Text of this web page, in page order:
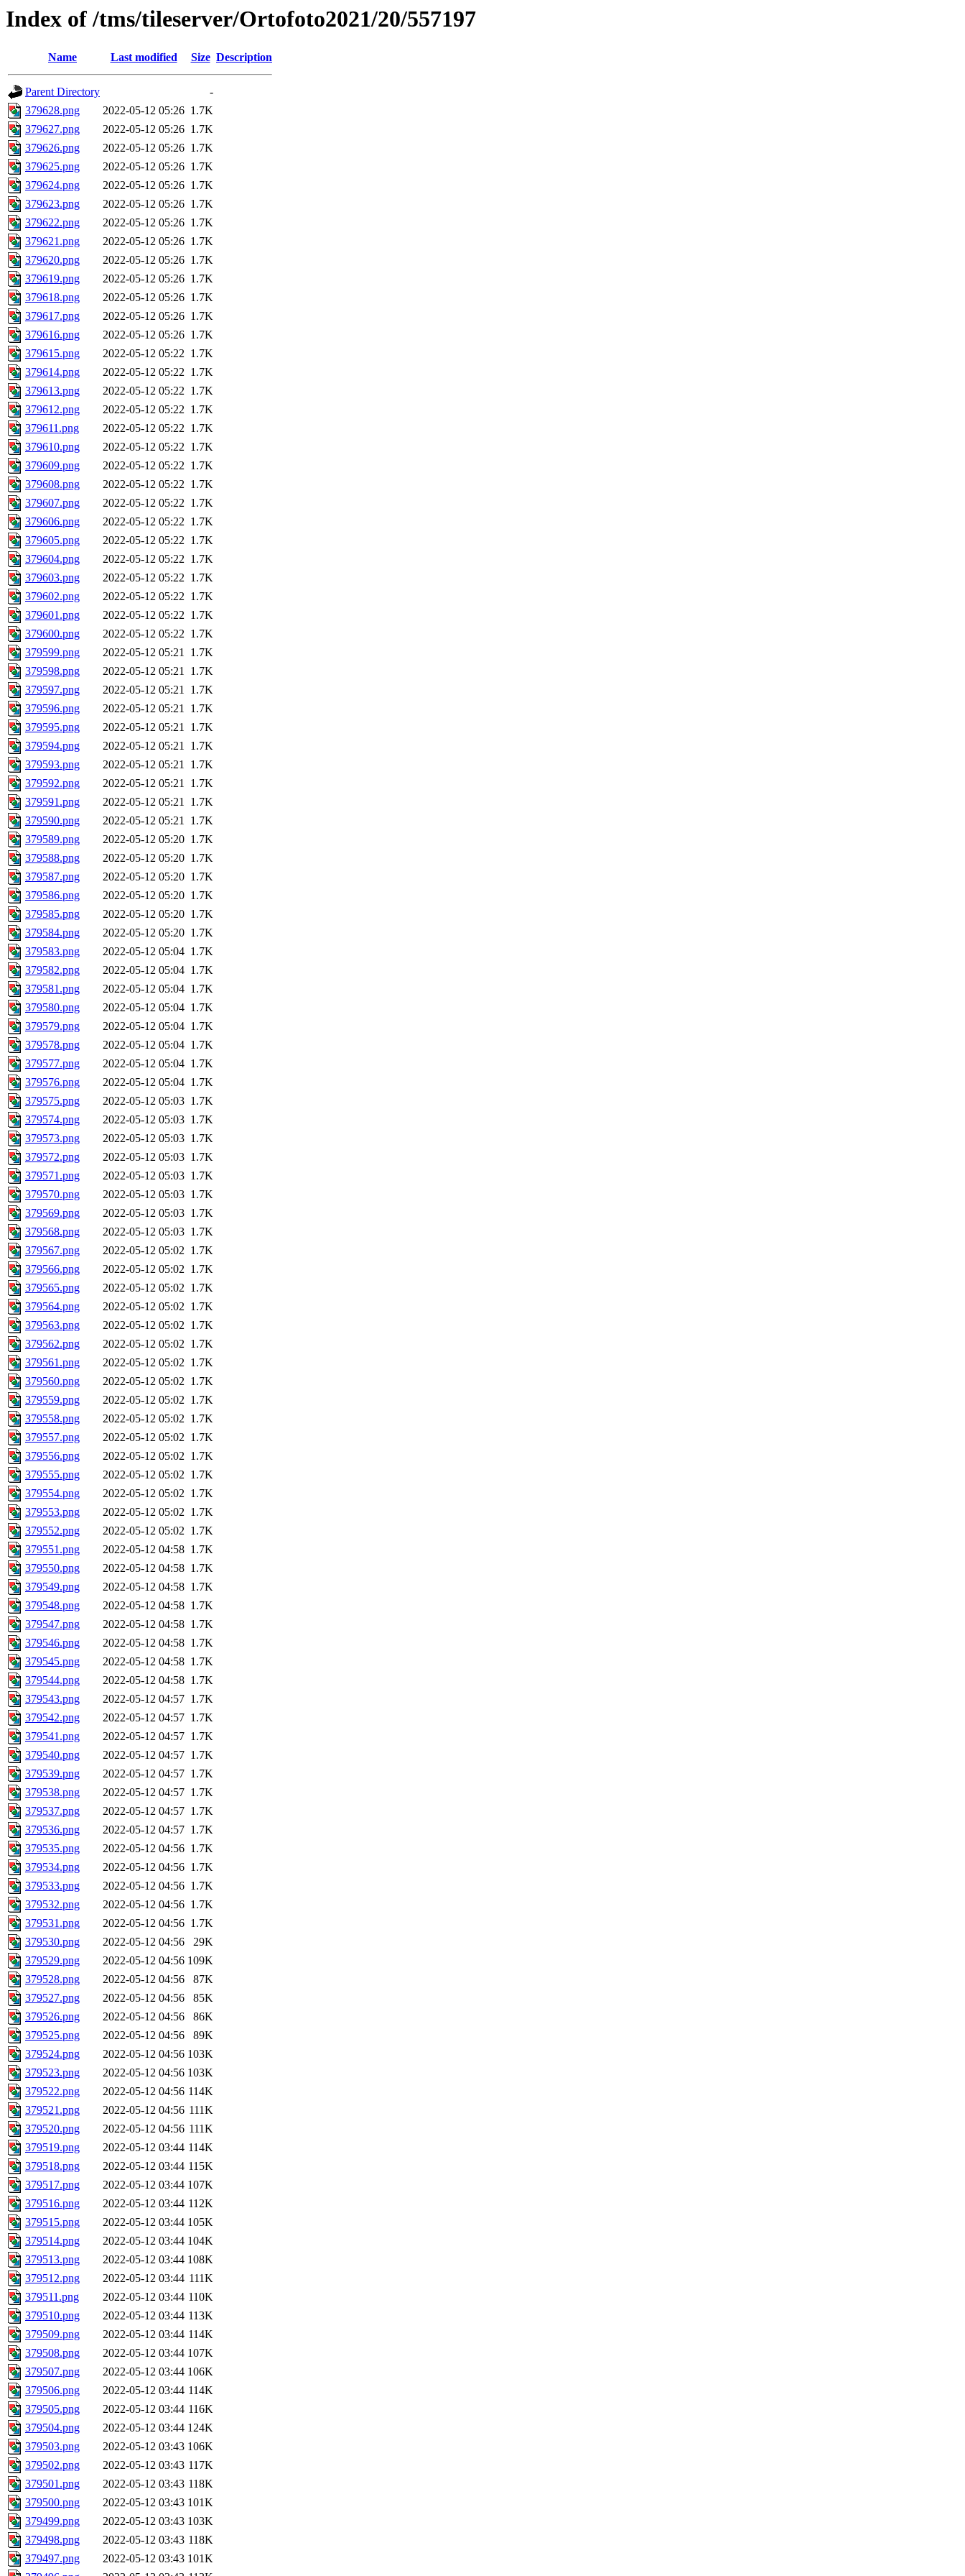
Index of /tms/tileserver/Ortofoto2021/20/557197
Name Last modified Size Description
Parent Directory
-
379628.png
2022-05-12 05:26 1.7K
379627.png
2022-05-12 05:26 1.7K
379626.png
2022-05-12 05:26 1.7K
379625.png
2022-05-12 05:26 1.7K
379624.png
2022-05-12 05:26 1.7K
379623.png
2022-05-12 05:26 1.7K
379622.png
2022-05-12 05:26 1.7K
379621.png
2022-05-12 05:26 1.7K
379620.png
2022-05-12 05:26 1.7K
379619.png
2022-05-12 05:26 1.7K
379618.png
2022-05-12 05:26 1.7K
379617.png
2022-05-12 05:26 1.7K
379616.png
2022-05-12 05:26 1.7K
379615.png
2022-05-12 05:22 1.7K
379614.png
2022-05-12 05:22 1.7K
379613.png
2022-05-12 05:22 1.7K
379612.png
2022-05-12 05:22 1.7K
379611.png
2022-05-12 05:22 1.7K
379610.png
2022-05-12 05:22 1.7K
379609.png
2022-05-12 05:22 1.7K
379608.png
2022-05-12 05:22 1.7K
379607.png
2022-05-12 05:22 1.7K
379606.png
2022-05-12 05:22 1.7K
379605.png
2022-05-12 05:22 1.7K
379604.png
2022-05-12 05:22 1.7K
379603.png
2022-05-12 05:22 1.7K
379602.png
2022-05-12 05:22 1.7K
379601.png
2022-05-12 05:22 1.7K
379600.png
2022-05-12 05:22 1.7K
379599.png
2022-05-12 05:21 1.7K
379598.png
2022-05-12 05:21 1.7K
379597.png
2022-05-12 05:21 1.7K
379596.png
2022-05-12 05:21 1.7K
379595.png
2022-05-12 05:21 1.7K
379594.png
2022-05-12 05:21 1.7K
379593.png
2022-05-12 05:21 1.7K
379592.png
2022-05-12 05:21 1.7K
379591.png
2022-05-12 05:21 1.7K
379590.png
2022-05-12 05:21 1.7K
379589.png
2022-05-12 05:20 1.7K
379588.png
2022-05-12 05:20 1.7K
379587.png
2022-05-12 05:20 1.7K
379586.png
2022-05-12 05:20 1.7K
379585.png
2022-05-12 05:20 1.7K
379584.png
2022-05-12 05:20 1.7K
379583.png
2022-05-12 05:04 1.7K
379582.png
2022-05-12 05:04 1.7K
379581.png
2022-05-12 05:04 1.7K
379580.png
2022-05-12 05:04 1.7K
379579.png
2022-05-12 05:04 1.7K
379578.png
2022-05-12 05:04 1.7K
379577.png
2022-05-12 05:04 1.7K
379576.png
2022-05-12 05:04 1.7K
379575.png
2022-05-12 05:03 1.7K
379574.png
2022-05-12 05:03 1.7K
379573.png
2022-05-12 05:03 1.7K
379572.png
2022-05-12 05:03 1.7K
379571.png
2022-05-12 05:03 1.7K
379570.png
2022-05-12 05:03 1.7K
379569.png
2022-05-12 05:03 1.7K
379568.png
2022-05-12 05:03 1.7K
379567.png
2022-05-12 05:02 1.7K
379566.png
2022-05-12 05:02 1.7K
379565.png
2022-05-12 05:02 1.7K
379564.png
2022-05-12 05:02 1.7K
379563.png
2022-05-12 05:02 1.7K
379562.png
2022-05-12 05:02 1.7K
379561.png
2022-05-12 05:02 1.7K
379560.png
2022-05-12 05:02 1.7K
379559.png
2022-05-12 05:02 1.7K
379558.png
2022-05-12 05:02 1.7K
379557.png
2022-05-12 05:02 1.7K
379556.png
2022-05-12 05:02 1.7K
379555.png
2022-05-12 05:02 1.7K
379554.png
2022-05-12 05:02 1.7K
379553.png
2022-05-12 05:02 1.7K
379552.png
2022-05-12 05:02 1.7K
379551.png
2022-05-12 04:58 1.7K
379550.png
2022-05-12 04:58 1.7K
379549.png
2022-05-12 04:58 1.7K
379548.png
2022-05-12 04:58 1.7K
379547.png
2022-05-12 04:58 1.7K
379546.png
2022-05-12 04:58 1.7K
379545.png
2022-05-12 04:58 1.7K
379544.png
2022-05-12 04:58 1.7K
379543.png
2022-05-12 04:57 1.7K
379542.png
2022-05-12 04:57 1.7K
379541.png
2022-05-12 04:57 1.7K
379540.png
2022-05-12 04:57 1.7K
379539.png
2022-05-12 04:57 1.7K
379538.png
2022-05-12 04:57 1.7K
379537.png
2022-05-12 04:57 1.7K
379536.png
2022-05-12 04:57 1.7K
379535.png
2022-05-12 04:56 1.7K
379534.png
2022-05-12 04:56 1.7K
379533.png
2022-05-12 04:56 1.7K
379532.png
2022-05-12 04:56 1.7K
379531.png
2022-05-12 04:56 1.7K
379530.png
2022-05-12 04:56
29K
379529.png
2022-05-12 04:56 109K
379528.png
2022-05-12 04:56
87K
379527.png
2022-05-12 04:56
85K
379526.png
2022-05-12 04:56
86K
379525.png
2022-05-12 04:56
89K
379524.png
2022-05-12 04:56 103K
379523.png
2022-05-12 04:56 103K
379522.png
2022-05-12 04:56 114K
379521.png
2022-05-12 04:56 111K
379520.png
2022-05-12 04:56 111K
379519.png
2022-05-12 03:44 114K
379518.png
2022-05-12 03:44 115K
379517.png
2022-05-12 03:44 107K
379516.png
2022-05-12 03:44 112K
379515.png
2022-05-12 03:44 105K
379514.png
2022-05-12 03:44 104K
379513.png
2022-05-12 03:44 108K
379512.png
2022-05-12 03:44 111K
379511.png
2022-05-12 03:44 110K
379510.png
2022-05-12 03:44 113K
379509.png
2022-05-12 03:44 114K
379508.png
2022-05-12 03:44 107K
379507.png
2022-05-12 03:44 106K
379506.png
2022-05-12 03:44 114K
379505.png
2022-05-12 03:44 116K
379504.png
2022-05-12 03:44 124K
379503.png
2022-05-12 03:43 106K
379502.png
2022-05-12 03:43 117K
379501.png
2022-05-12 03:43 118K
379500.png
2022-05-12 03:43 101K
379499.png
2022-05-12 03:43 103K
379498.png
2022-05-12 03:43 118K
379497.png
2022-05-12 03:43 101K